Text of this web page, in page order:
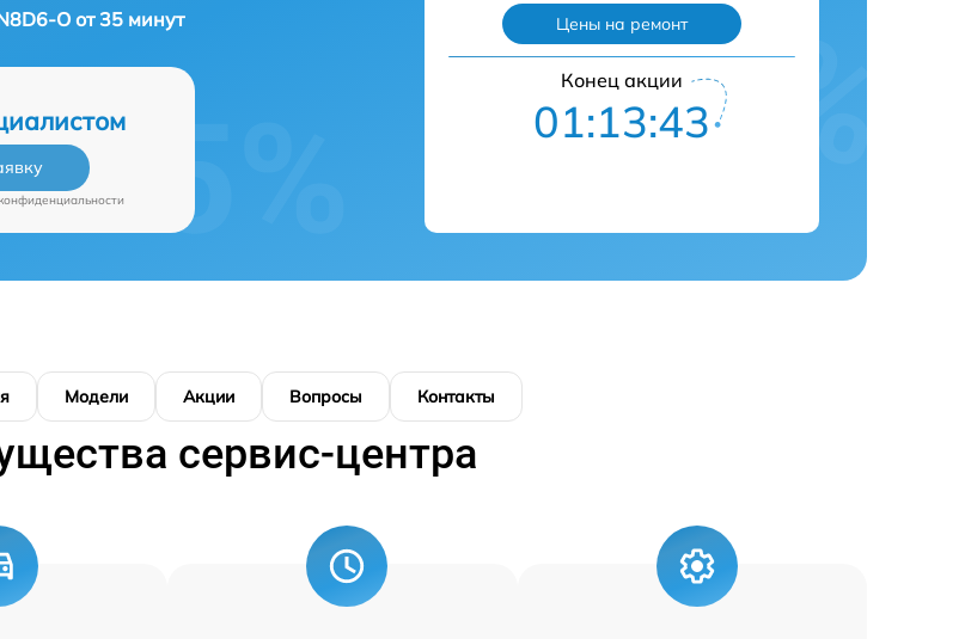
O от 35 минут Цены на ремонт
Конец акции
01:13:43
Модели Акции Вопросы Контакты
сервис-центра